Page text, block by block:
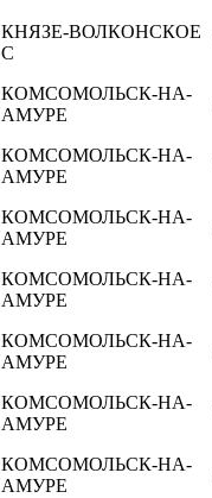
КНЯЗЕ-ВОЛКОНСКОЕ
С
КОМСОМОЛЬСК-НА-
АМУРЕ
КОМСОМОЛЬСК-НА-
АМУРЕ
КОМСОМОЛЬСК-НА-
АМУРЕ
КОМСОМОЛЬСК-НА-
АМУРЕ
КОМСОМОЛЬСК-НА-
АМУРЕ
КОМСОМОЛЬСК-НА-
АМУРЕ
КОМСОМОЛЬСК-НА-
АМУРЕ